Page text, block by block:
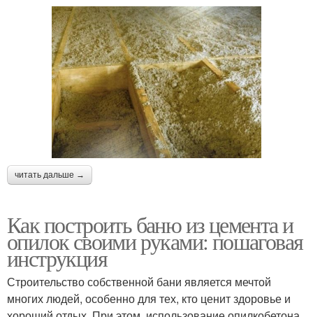
читать дальше →
Как построить баню из цемента и
опилок своими руками: пошаговая
инструкция
Строительство собственной бани является мечтой
многих людей, особенно для тех, кто ценит здоровье и